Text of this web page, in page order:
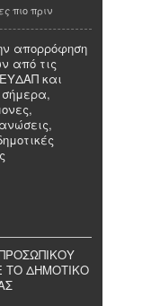
πιο πριν
απορρόφηση
από τις
και
ΤΟ ΔΗΜΟΤΙΚΟ